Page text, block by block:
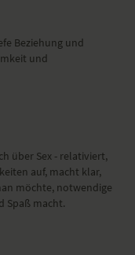
Beziehung und
und
über Sex - relativiert,
auf, macht klar,
möchte, notwendige
Spaß macht.